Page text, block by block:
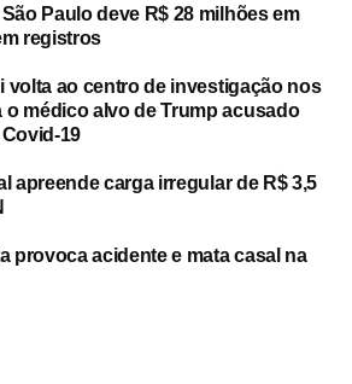
Paulo deve R$ 28 milhões em
registros
volta ao centro de investigação nos
o médico alvo de Trump acusado
19
apreende carga irregular de R$ 3,5
provoca acidente e mata casal na